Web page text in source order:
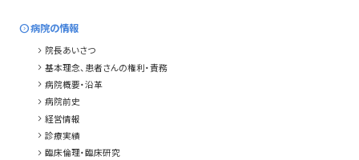
expand_circle_right病院の情報
chevron_right 院長あいさつ
chevron_right 基本理念、患者さんの権利・責務
chevron_right 病院概要・沿革
chevron_right 病院前史
chevron_right 経営情報
chevron_right 診療実績
chevron_right 臨床倫理・臨床研究